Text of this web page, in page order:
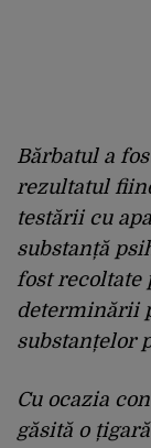
Bărbatul a
rezultatul
testării cu
substanță
fost recoltate
determinării
substanțelor
Cu ocazia
găsită o